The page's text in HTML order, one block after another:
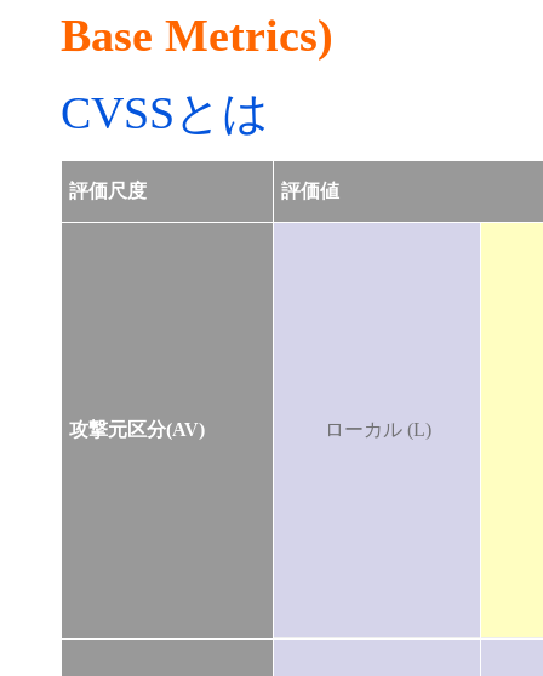
Base Metrics)
CVSSとは
評価尺度 評価値
攻撃元区分(AV) ローカル (L)